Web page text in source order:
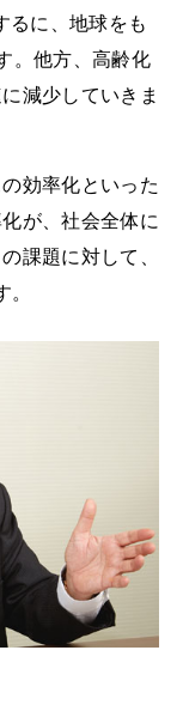
るに、地球をも
。他方、高齢化
減少していきま
効率化といった
が、社会全体に
課題に対して、